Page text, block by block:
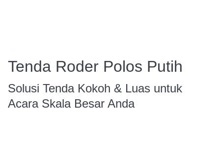
Tenda Roder Polos Putih
Solusi Tenda Kokoh & Luas untuk
Acara Skala Besar Anda